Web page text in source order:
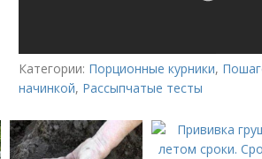
Категории: Порционные курники,
начинкой, Рассыпчатые тесты